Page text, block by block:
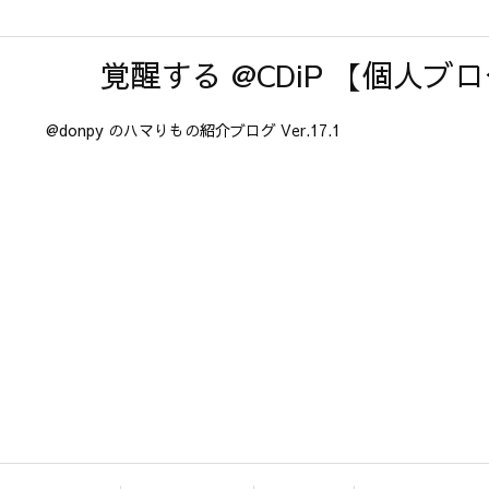
覚醒する @CDiP 【個人ブ
@donpy のハマりもの紹介ブログ Ver.17.1